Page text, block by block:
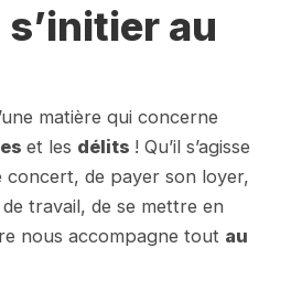
au
matière qui concerne
et les délits ! Qu’il s’agisse
concert, de payer son loyer,
travail, de se mettre en
nous accompagne tout au